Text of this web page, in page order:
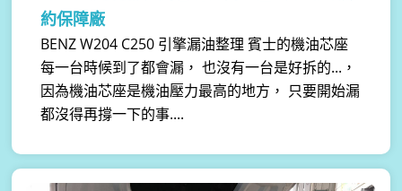
約保障廠
BENZ W204 C250 引擎漏油整理 賓士的機油芯座
每一台時候到了都會漏， 也沒有一台是好拆的...，
因為機油芯座是機油壓力最高的地方， 只要開始漏
都沒得再撐一下的事....